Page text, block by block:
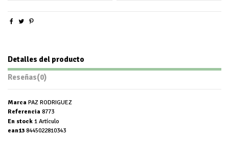
Detalles del producto
Reseñas(0)
Marca PAZ RODRIGUEZ
Referencia 8773
En stock 1 Artículo
ean13 8445022810343